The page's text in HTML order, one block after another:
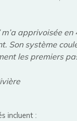
m’a apprivoisée en
Son système
les premiers
incluent :